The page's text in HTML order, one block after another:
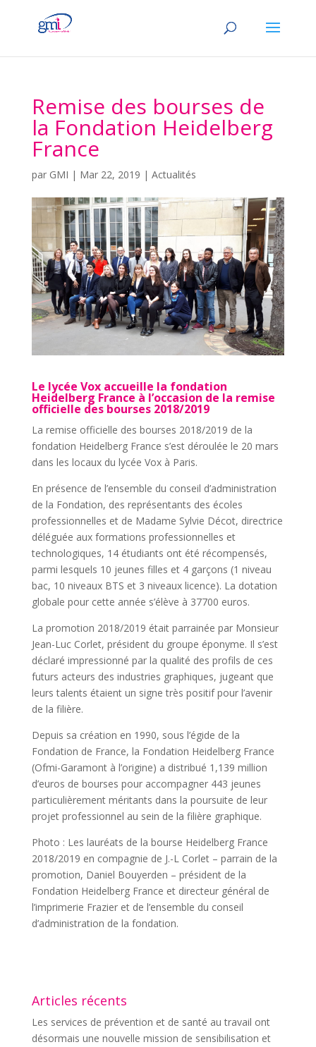
Remise des bourses de
la Fondation Heidelberg
France
par GMI | Mar 22, 2019 | Actualités
Le lycée Vox accueille la fondation
Heidelberg France à l’occasion de la remise
officielle des bourses 2018/2019
La remise officielle des bourses 2018/2019 de la
fondation Heidelberg France s’est déroulée le 20 mars
dans les locaux du lycée Vox à Paris.
En présence de l’ensemble du conseil d’administration
de la Fondation, des représentants des écoles
professionnelles et de Madame Sylvie Décot, directrice
déléguée aux formations professionnelles et
technologiques, 14 étudiants ont été récompensés,
parmi lesquels 10 jeunes filles et 4 garçons (1 niveau
bac, 10 niveaux BTS et 3 niveaux licence). La dotation
globale pour cette année s’élève à 37700 euros.
La promotion 2018/2019 était parrainée par Monsieur
Jean-Luc Corlet, président du groupe éponyme. Il s’est
déclaré impressionné par la qualité des profils de ces
futurs acteurs des industries graphiques, jugeant que
leurs talents étaient un signe très positif pour l’avenir
de la filière.
Depuis sa création en 1990, sous l’égide de la
Fondation de France, la Fondation Heidelberg France
(Ofmi-Garamont à l’origine) a distribué 1,139 million
d’euros de bourses pour accompagner 443 jeunes
particulièrement méritants dans la poursuite de leur
projet professionnel au sein de la filière graphique.
Photo : Les lauréats de la bourse Heidelberg France
2018/2019 en compagnie de J.-L Corlet – parrain de la
promotion, Daniel Bouyerden – président de la
Fondation Heidelberg France et directeur général de
l’imprimerie Frazier et de l’ensemble du conseil
d’administration de la fondation.
Articles récents
Les services de prévention et de santé au travail ont
désormais une nouvelle mission de sensibilisation et